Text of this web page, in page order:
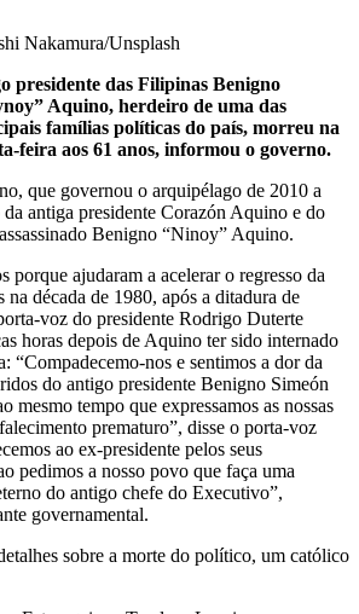
Nakamura/Unsplash
presidente das Filipinas Benigno
Aquino, herdeiro de uma das
famílias políticas do país, morreu na
feira aos 61 anos, informou o governo.
que governou o arquipélago de 2010 a
antiga presidente Corazón Aquino e do
Benigno “Ninoy” Aquino.
porque ajudaram a acelerar o regresso da
década de 1980, após a ditadura de
voz do presidente Rodrigo Duterte
horas depois de Aquino ter sido internado
“Compadecemo-nos e sentimos a dor da
do antigo presidente Benigno Simeón
mesmo tempo que expressamos as nossas
prematuro”, disse o porta-voz
ao ex-presidente pelos seus
pedimos a nosso povo que faça uma
do antigo chefe do Executivo”,
governamental.
sobre a morte do político, um católico